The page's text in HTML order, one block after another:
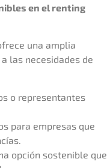
en el renting
una amplia
las necesidades de
o representantes
para empresas que
opción sostenible que